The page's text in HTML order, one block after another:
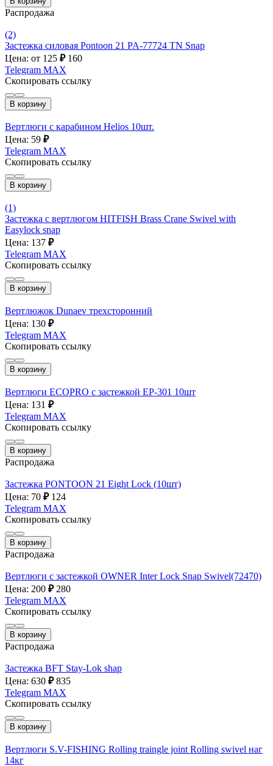
Распродажа
(2)
Застежка силовая Pontoon 21 PA-77724 TN Snap
Цена: от 125 ₽ 160
Telegram MAX
Скопировать ссылку
В корзину
Вертлюги с карабином Helios 10шт.
Цена: 59 ₽
Telegram MAX
Скопировать ссылку
В корзину
(1)
Застежка с вертлюгом HITFISH Brass Crane Swivel with
Easylock snap
Цена: 137 ₽
Telegram MAX
Скопировать ссылку
В корзину
Вертлюжок Dunaev трехсторонний
Цена: 130 ₽
Telegram MAX
Скопировать ссылку
В корзину
Вертлюги ECOPRO с застежкой EP-301 10шт
Цена: 131 ₽
Telegram MAX
Скопировать ссылку
В корзину
Распродажа
Застежка PONTOON 21 Eight Lock (10шт)
Цена: 70 ₽ 124
Telegram MAX
Скопировать ссылку
В корзину
Распродажа
Вертлюги с застежкой OWNER Inter Lock Snap Swivel(72470)
Цена: 200 ₽ 280
Telegram MAX
Скопировать ссылку
В корзину
Распродажа
Застежка BFT Stay-Lok shap
Цена: 630 ₽ 835
Telegram MAX
Скопировать ссылку
В корзину
Вертлюги S.V-FISHING Rolling traingle joint Rolling swivel наг
14кг